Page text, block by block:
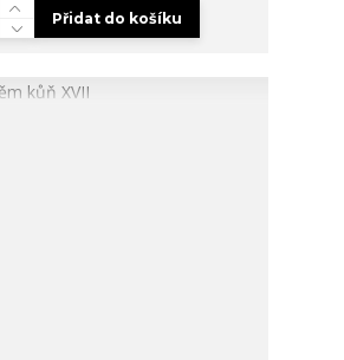
Přidat do košíku